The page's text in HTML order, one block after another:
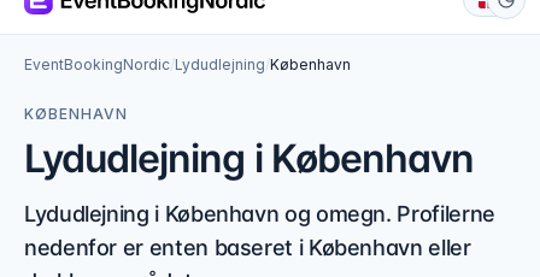
EventBookingNordic/Lydudlejning/København
KØBENHAVN
Lydudlejning i København
Lydudlejning i København og omegn. Profilerne
nedenfor er enten baseret i København eller